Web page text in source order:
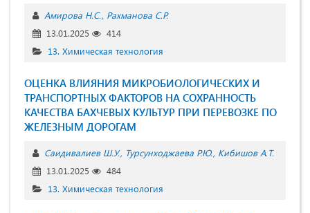
Амирова Н.С. Рахманова С.Р.
13.01.2025
414
13. Химическая технология
ОЦЕНКА ВЛИЯНИЯ МИКРОБИОЛОГИЧЕСКИХ И
ТРАНСПОРТНЫХ ФАКТОРОВ НА СОХРАННОСТЬ
КАЧЕСТВА БАХЧЕВЫХ КУЛЬТУР ПРИ ПЕРЕВОЗКЕ ПО
ЖЕЛЕЗНЫМ ДОРОГАМ
Саидивалиев Ш.У. Турсунходжаева Р.Ю. Кибишов А.Т.
13.01.2025
484
13. Химическая технология